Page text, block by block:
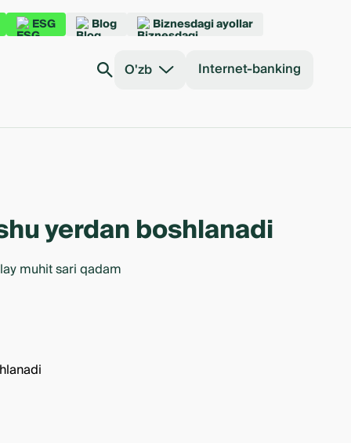
ESG Blog Biznesdagi ayollar
O'zb Internet-banking
yerdan boshlanadi
muhit sari qadam